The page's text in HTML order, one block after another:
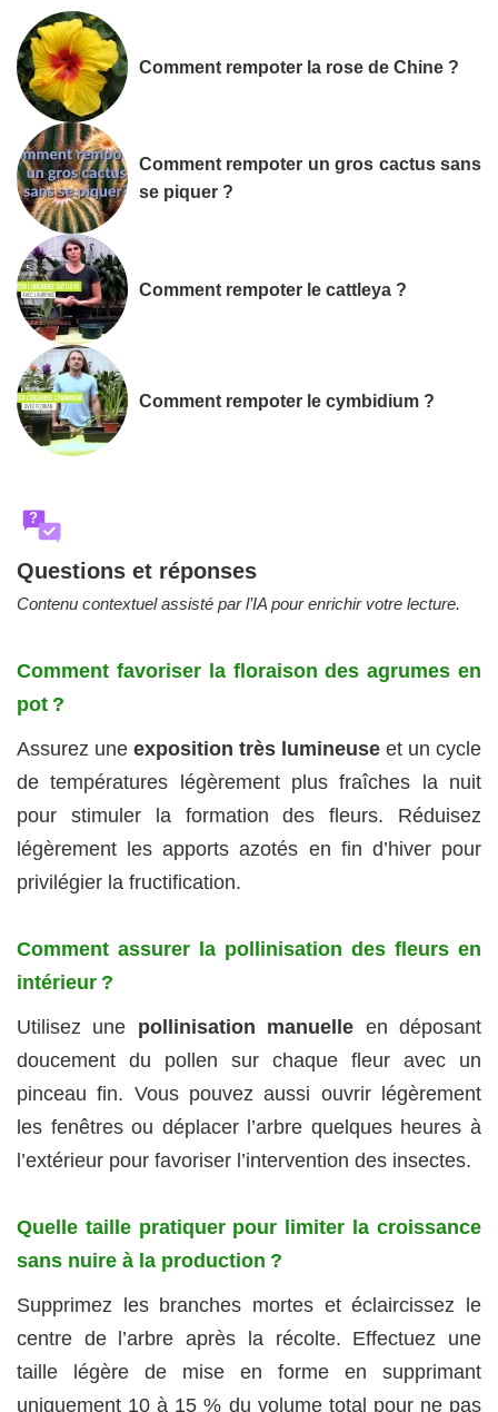
Comment rempoter la rose de Chine ?
Comment rempoter un gros cactus sans
se piquer ?
Comment rempoter le cattleya ?
Comment rempoter le cymbidium ?
?
Questions et réponses
Contenu contextuel assisté par l’IA pour enrichir votre lecture.
Comment favoriser la floraison des agrumes en
pot ?
Assurez une exposition très lumineuse et un cycle
de températures légèrement plus fraîches la nuit
pour stimuler la formation des fleurs. Réduisez
légèrement les apports azotés en fin d’hiver pour
privilégier la fructification.
Comment assurer la pollinisation des fleurs en
intérieur ?
Utilisez une pollinisation manuelle en déposant
doucement du pollen sur chaque fleur avec un
pinceau fin. Vous pouvez aussi ouvrir légèrement
les fenêtres ou déplacer l’arbre quelques heures à
l’extérieur pour favoriser l’intervention des insectes.
Quelle taille pratiquer pour limiter la croissance
sans nuire à la production ?
Supprimez les branches mortes et éclaircissez le
centre de l’arbre après la récolte. Effectuez une
taille légère de mise en forme en supprimant
uniquement 10 à 15 % du volume total pour ne pas